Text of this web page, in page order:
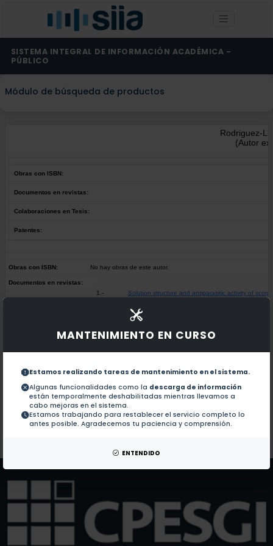
MANTENIMIENTO EN CURSO
Estamos realizando tareas de mantenimiento en el sistema.
Algunas funcionalidades como la descarga de información
están temporalmente deshabilitadas mientras llevamos a
cabo mejoras en el sistema.
Estamos trabajando para restablecer el servicio completo lo
antes posible. Agradecemos tu paciencia y comprensión.
ENTENDIDO
SISTEMA INTEGRAL DE INFORMACIÓN ACADÉMICA -
PÚBLICO
Módulo de búsqueda de productos
Rodriguez-
(Autor
Obras con ISBN:
Documentos en revistas:
Colaboraciones en Tesis:
Patentes:
Obras con ISBN: No hay obras de este autor.
Documentos en revistas:
1.-
Solution structure and antiparasitic activity of
Colaboraciones en Tesis:
1.-
Estudio de la proteína de unión a caja tata 1 de
2.- Aislamiento y caracterización del gen que codifica
3.- Caracterización del ADN complementario que
No hay patentes de este autor.